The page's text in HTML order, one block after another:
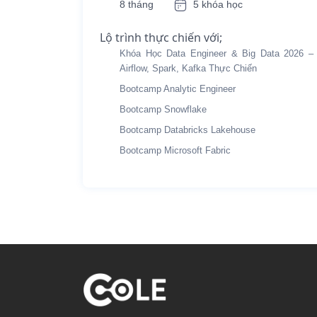
8 tháng 5 khóa học
Lộ trình thực chiến với;
Khóa Học Data Engineer & Big Data 2026 –
Airflow, Spark, Kafka Thực Chiến
Bootcamp Analytic Engineer
Bootcamp Snowflake
Bootcamp Databricks Lakehouse
Bootcamp Microsoft Fabric